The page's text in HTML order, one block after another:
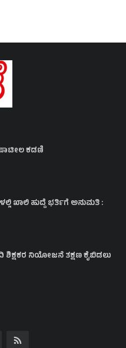
ಕಡಣಿ
ಖಾಲಿ ಹುದ್ದೆ ಭರ್ತಿಗೆ ಅನುಮತಿ :
ಶಿಕ್ಷಕರ ನಿಯೋಜನೆ ತಕ್ಷಣ ಕೈಬಿಡಲು